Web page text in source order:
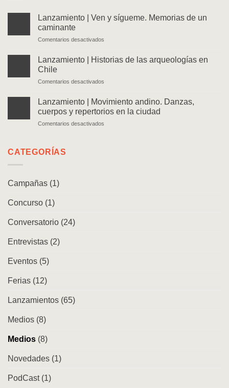
Lanzamiento | Ven y sígueme. Memorias de un
caminante
Comentarios desactivados
|
de
un
Lanzamiento | Historias de las arqueologías en
Chile
Comentarios desactivados
Historias
de
Lanzamiento | Movimiento andino. Danzas,
cuerpos y repertorios en la ciudad
Comentarios desactivados
CATEGORÍAS
Campañas (1)
Concurso (1)
Conversatorio (24)
Entrevistas (2)
Eventos (5)
Ferias (12)
Lanzamientos (65)
Medios (8)
Medios (8)
Novedades (1)
PodCast(1)